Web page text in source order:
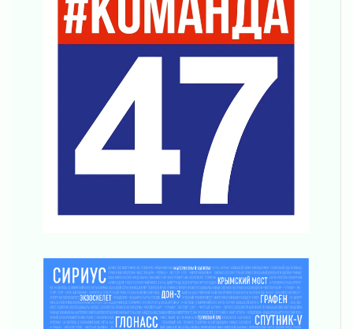
Пропавшего подростка нашли в Кировском
районе Ленобласти
02 августа 2026
Жителям Ленобласти напомнили, как
действовать при укусе клеща
В Ивангороде назвали новых почетных
граждан Ленинградской области
02 августа 2026
Готовность №1
Ленобласть внедрила передовую подготовку
операторов БПЛА
02 августа 2026
В Ивангороде появилась «Избушка-